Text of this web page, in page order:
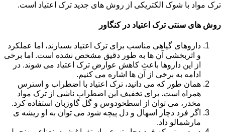
ترک مواد با شوک الکتریکی از روش های جدید ترک اعتیاد است.
روش های سنتی ترک اعتیاد در کنگاور
داروهای گیاهی مناسب برای ترک اعتیاد بسیارند، اما عملکرد
و اثربخشی آن ها به طور دقیق مشخص نشده است. اما برخی
از این داروها باعث کاهش عوارض ترک اعتیاد می شوند. در
ادامه به برخی از آن ها اشاره می کنیم.
همان طور که می دانید، ترک اعتیاد با اضطراب و استرس
همراه است. برای تخفیف این اضطراب ناشی از ترک مواد
مخدر، می توان از اسطخودوس و گل گاوزبان استفاده کرد.
اگر فرد دچار اسهال و دل پیچه شود می توان به او ریشه ی
مارشمالو داد.